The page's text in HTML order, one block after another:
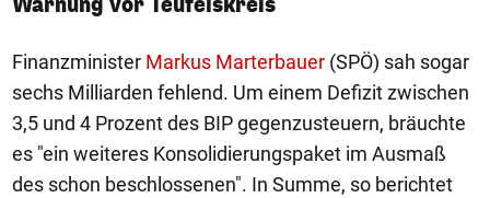
Finanzminister Markus Marterbauer (SPÖ) sah sogar
sechs Milliarden fehlend. Um einem Defizit zwischen
3,5 und 4 Prozent des BIP gegenzusteuern, bräuchte
es "ein weiteres Konsolidierungspaket im Ausmaß
des schon beschlossenen". In Summe, so berichtet